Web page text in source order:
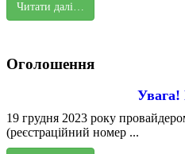
Читати далі…
Оголошення
Увага!
19 грудня 2023 року
(реєстраційний номер ...